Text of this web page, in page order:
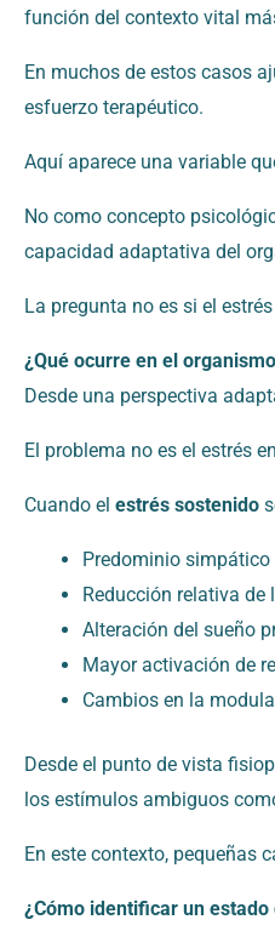
función del contexto vital
En muchos de estos casos
esfuerzo terapéutico.
Aquí aparece una variable
No como concepto
capacidad adaptativa del
La pregunta no es si el
¿Qué ocurre en el
Desde una perspectiva
El problema no es el estrés
Cuando el estrés sostenido
Predominio
Reducción relativa
Alteración del sueño
Mayor activación de
Cambios en la
Desde el punto de vista
los estímulos ambiguos
En este contexto, pequeñas
¿Cómo identificar un